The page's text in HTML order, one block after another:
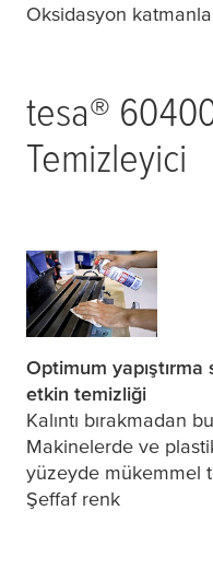
Oksidasyon
tesa®
Temizleyici
Optimum
etkin temizliği
Kalıntı bırakmadan
Makinelerde ve
yüzeyde mükemmel
Şeffaf renk